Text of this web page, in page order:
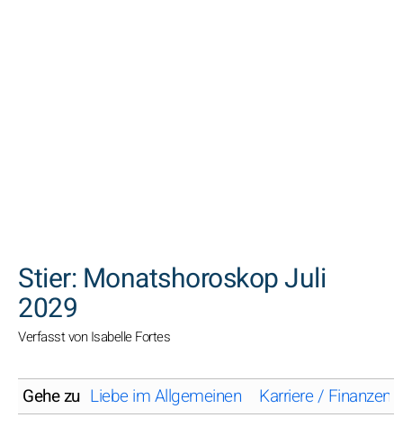
Stier: Monatshoroskop Juli
2029
Verfasst von Isabelle Fortes
Gehe zu Liebe im Allgemeinen Karriere / Finanzen